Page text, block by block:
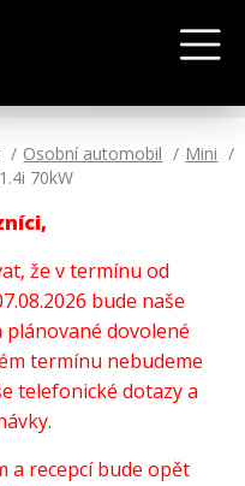
Osobní automobil
Mini
70kW
že v termínu od
bude naše
dovolené
termínu nebudeme
telefonické dotazy a
a recepcí bude opět